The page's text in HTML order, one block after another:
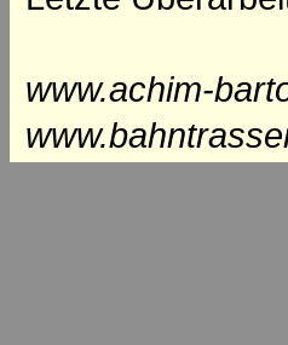
www.achim-